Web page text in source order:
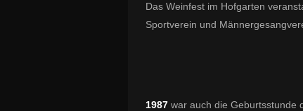
Das Weinfest im Hofgarten
Sportverein und
1987 war auch die Geburtsstunde